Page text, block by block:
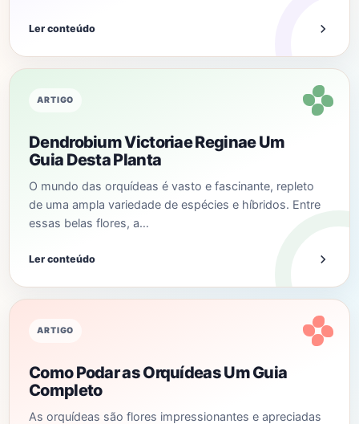
Ler conteúdo
ARTIGO
Dendrobium Victoriae Reginae Um
Guia Desta Planta
O mundo das orquídeas é vasto e fascinante, repleto
de uma ampla variedade de espécies e híbridos. Entre
essas belas flores, a…
Ler conteúdo
ARTIGO
Como Podar as Orquídeas Um Guia
Completo
As orquídeas são flores impressionantes e apreciadas